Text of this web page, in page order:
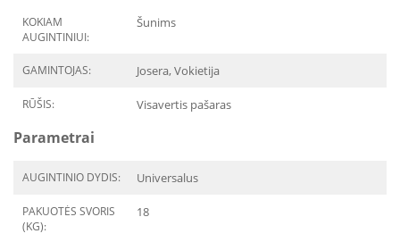
KOKIAM
AUGINTINIUI:
Šunims
GAMINTOJAS: Josera, Vokietija
RŪŠIS: Visavertis pašaras
Parametrai
AUGINTINIO DYDIS: Universalus
PAKUOTĖS SVORIS
(KG):
18